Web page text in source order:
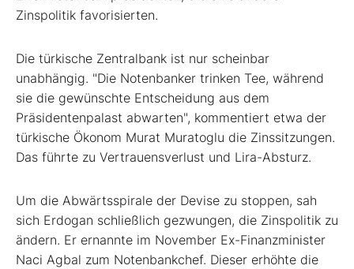
Zinspolitik favorisierten.
Die türkische Zentralbank ist nur scheinbar
unabhängig. "Die Notenbanker trinken Tee, während
sie die gewünschte Entscheidung aus dem
Präsidentenpalast abwarten", kommentiert etwa der
türkische Ökonom Murat Muratoglu die Zinssitzungen.
Das führte zu Vertrauensverlust und Lira-Absturz.
Um die Abwärtsspirale der Devise zu stoppen, sah
sich Erdogan schließlich gezwungen, die Zinspolitik zu
ändern. Er ernannte im November Ex-Finanzminister
Naci Agbal zum Notenbankchef. Dieser erhöhte die